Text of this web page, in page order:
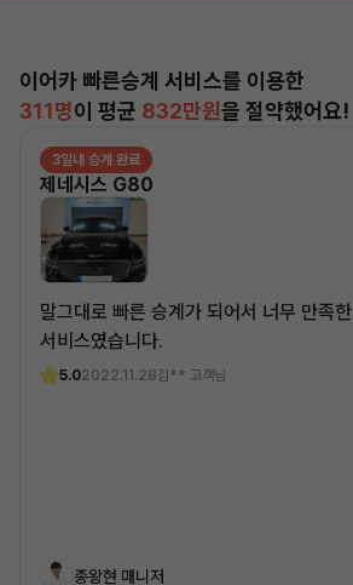
이어카 빠른승계 서비스를 이용한
311명이 평균 832만원을 절약했어요!
3일내 승계 완료
제네시스 G80
말그대로 빠른 승계가 되어서 너무 만족한
서비스였습니다.
5.02022.11.28김** 고객님
종왕현 매니저